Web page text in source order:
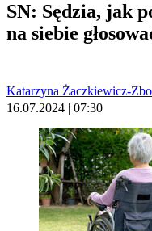
SN: Sędzia, jak
na siebie
Katarzyna Żaczkiewicz-
16.07.2024 | 07:30